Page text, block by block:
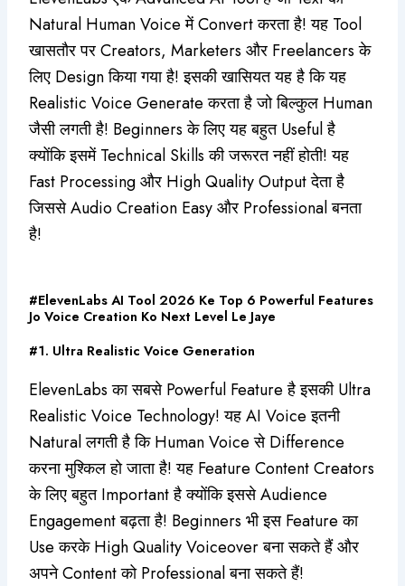
Natural Human Voice में Convert करता है! यह Tool
खासतौर पर Creators, Marketers और Freelancers के
लिए Design किया गया है! इसकी खासियत यह है कि यह
Realistic Voice Generate करता है जो बिल्कुल Human
जैसी लगती है! Beginners के लिए यह बहुत Useful है
क्योंकि इसमें Technical Skills की जरूरत नहीं होती! यह
Fast Processing और High Quality Output देता है
जिससे Audio Creation Easy और Professional बनता
है!
#ElevenLabs AI Tool 2026 Ke Top 6 Powerful Features
Jo Voice Creation Ko Next Level Le Jaye
#1. Ultra Realistic Voice Generation
ElevenLabs का सबसे Powerful Feature है इसकी Ultra
Realistic Voice Technology! यह AI Voice इतनी
Natural लगती है कि Human Voice से Difference
करना मुश्किल हो जाता है! यह Feature Content Creators
के लिए बहुत Important है क्योंकि इससे Audience
Engagement बढ़ता है! Beginners भी इस Feature का
Use करके High Quality Voiceover बना सकते हैं और
अपने Content को Professional बना सकते हैं!